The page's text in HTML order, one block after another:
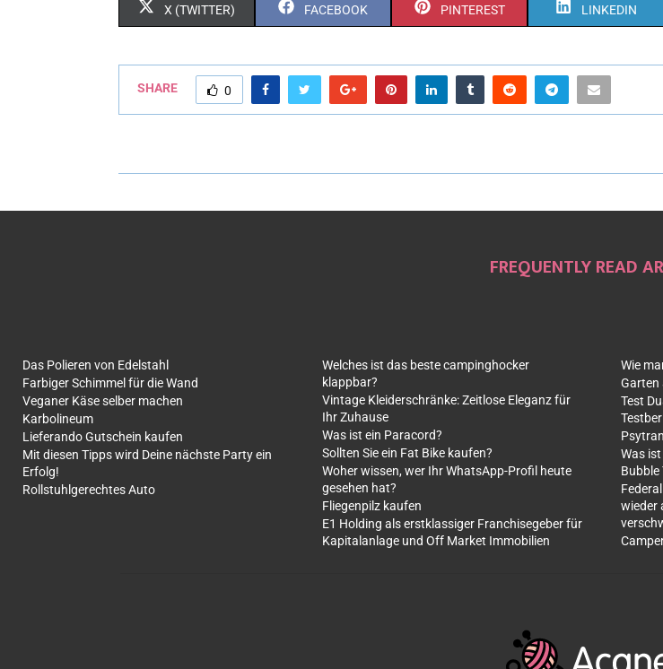
X (TWITTER) FACEBOOK PINTEREST LINKEDIN
SHARE 0
FREQUENTLY READ
Das Polieren von Edelstahl
Farbiger Schimmel für die Wand
Veganer Käse selber machen
Karbolineum
Lieferando Gutschein kaufen
Mit diesen Tipps wird Deine nächste Party ein
Erfolg!
Rollstuhlgerechtes Auto
Welches ist das beste campinghocker
klappbar?
Vintage Kleiderschränke: Zeitlose Eleganz für
Ihr Zuhause
Was ist ein Paracord?
Sollten Sie ein Fat Bike kaufen?
Woher wissen, wer Ihr WhatsApp-Profil heute
gesehen hat?
Fliegenpilz kaufen
E1 Holding als erstklassiger Franchisegeber für
Kapitalanlage und Off Market Immobilien
Wie
Garten
Test
Was
Bubble
wieder